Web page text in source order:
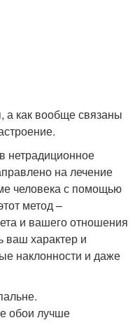
а как вообще связаны
нетрадиционное
на лечение
человека с помощью
метод –
и вашего отношения
ваш характер и
наклонности и даже